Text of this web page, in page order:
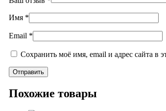
Имя *
Email *
Сохранить моё имя, email и адрес сайта в
Похожие товары